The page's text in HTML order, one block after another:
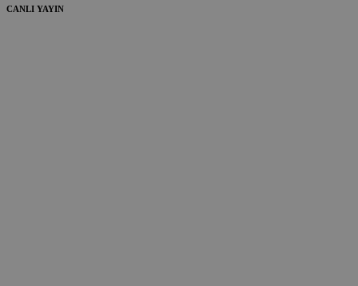
CANLI YAYIN